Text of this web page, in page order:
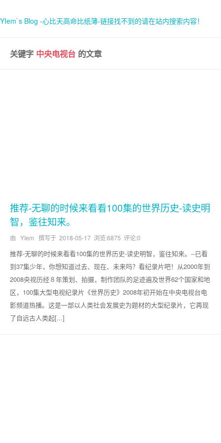
YIem`s Blog -心比天高命比纸薄-链接找不到的请在站内搜索内容！
首页
关键字 中央电视台 的文章
推荐-无聊的时候来看看100集的世界历史-读史明
智，鉴往知来。
由 YIem 撰写于 2018-05-17 浏览:6875 评论:0
推荐-无聊的时候来看看100集的世界历史-读史明智，鉴往知来。--已看
到37集少年，你想知道过去、现在、未来吗？看纪录片吧！从2000年到
2008央视历经８年策划、拍摄，制作团队的足迹遍及世界62个国家和地
区，100集大型电视纪录片《世界历史》2008年初开始在中央电视台电
影频道热播。这是一部以人类社会发展史为题材的大型纪录片，它再现
了自远古人类起[...]